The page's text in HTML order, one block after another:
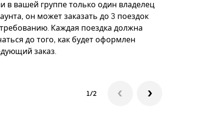
в вашей группе только один владелец
он может заказать до 3 поездок
Каждая поездка должна
до того, как будет оформлен
заказ.
1/2